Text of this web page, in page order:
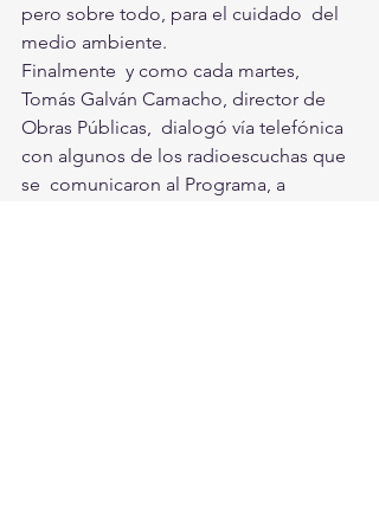
pero sobre todo, para el cuidado  del
medio ambiente.
Finalmente  y como cada martes,
Tomás Galván Camacho, director de
Obras Públicas,  dialogó vía telefónica
con algunos de los radioescuchas que
se  comunicaron al Programa, a